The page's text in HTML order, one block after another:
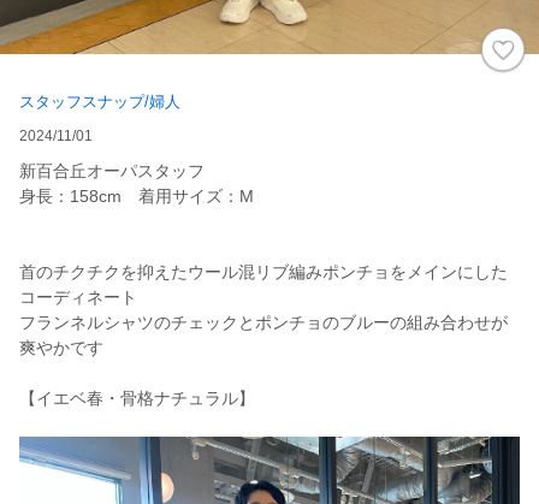
スタッフスナップ/婦人
2024/11/01
新百合丘オーパスタッフ
身長：158cm 着用サイズ：M
首のチクチクを抑えたウール混リブ編みポンチョをメインにした
コーディネート
フランネルシャツのチェックとポンチョのブルーの組み合わせが
爽やかです
【イエベ春・骨格ナチュラル】